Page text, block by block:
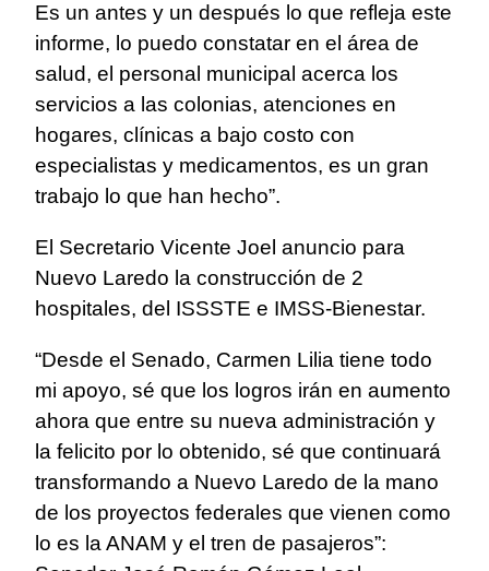
Es un antes y un después lo que refleja este
informe, lo puedo constatar en el área de
salud, el personal municipal acerca los
servicios a las colonias, atenciones en
hogares, clínicas a bajo costo con
especialistas y medicamentos, es un gran
trabajo lo que han hecho”.
El Secretario Vicente Joel anuncio para
Nuevo Laredo la construcción de 2
hospitales, del ISSSTE e IMSS-Bienestar.
“Desde el Senado, Carmen Lilia tiene todo
mi apoyo, sé que los logros irán en aumento
ahora que entre su nueva administración y
la felicito por lo obtenido, sé que continuará
transformando a Nuevo Laredo de la mano
de los proyectos federales que vienen como
lo es la ANAM y el tren de pasajeros”: